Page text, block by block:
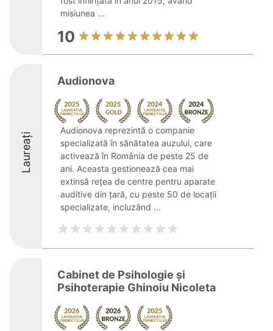
misiunea ...
10
Laureați
Audionova
Audionova reprezintă o companie
specializată în sănătatea auzului, care
activează în România de peste 25 de
ani. Aceasta gestionează cea mai
extinsă rețea de centre pentru aparate
auditive din țară, cu peste 50 de locații
specializate, incluzând ...
Cabinet de Psihologie și
Psihoterapie Ghinoiu Nicoleta